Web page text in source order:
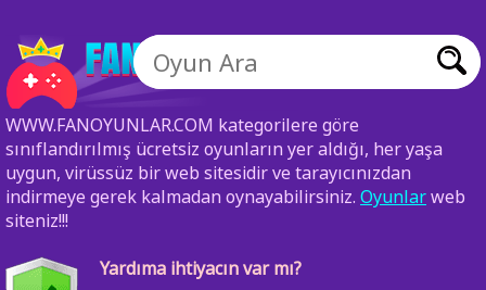
WWW.FANOYUNLAR.COM kategorilere göre
sınıflandırılmış ücretsiz oyunların yer aldığı, her yaşa
uygun, virüssüz bir web sitesidir ve tarayıcınızdan
indirmeye gerek kalmadan oynayabilirsiniz. Oyunlarweb
siteniz!!!
Yardıma ihtiyacın var mı?